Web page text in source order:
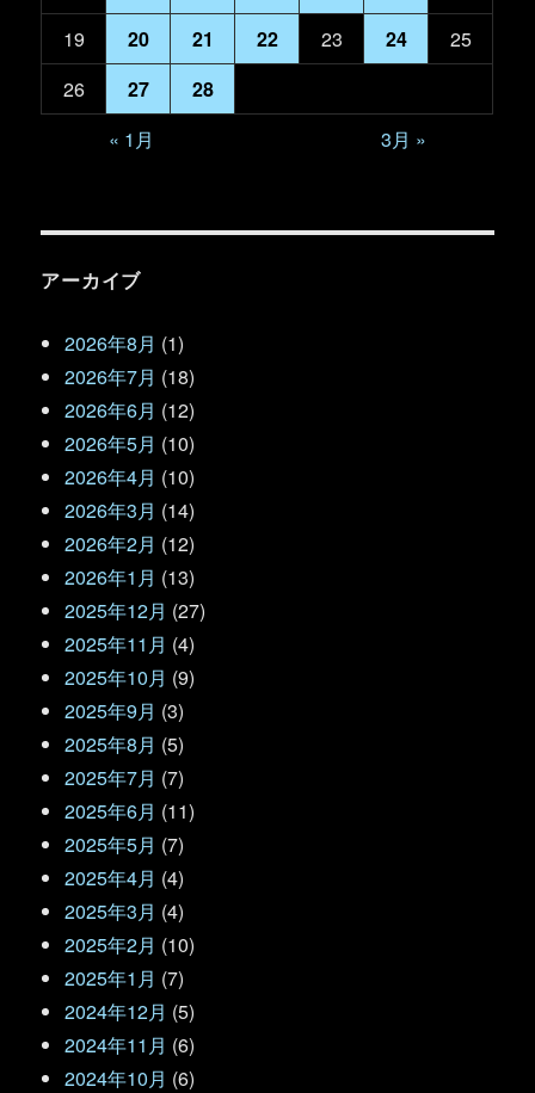
19
20 21 22 23 24
25
26
27
28
« 1月
3月 »
アーカイブ
2026年8月 (1)
2026年7月 (18)
2026年6月 (12)
2026年5月 (10)
2026年4月 (10)
2026年3月 (14)
2026年2月 (12)
2026年1月 (13)
2025年12月 (27)
2025年11月 (4)
2025年10月 (9)
2025年9月 (3)
2025年8月 (5)
2025年7月 (7)
2025年6月 (11)
2025年5月 (7)
2025年4月 (4)
2025年3月 (4)
2025年2月 (10)
2025年1月 (7)
2024年12月 (5)
2024年11月 (6)
2024年10月 (6)